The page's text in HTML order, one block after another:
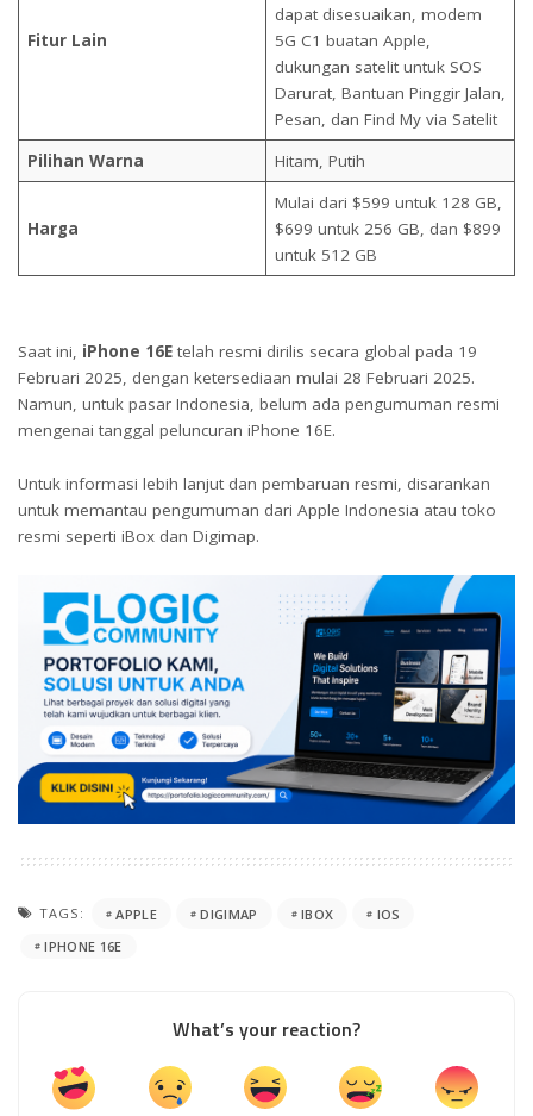
Fitur Lain
dapat disesuaikan, modem
5G C1 buatan Apple,
dukungan satelit untuk SOS
Darurat, Bantuan Pinggir Jalan,
Pesan, dan Find My via Satelit
Pilihan Warna
Hitam, Putih
Harga
Mulai dari $599 untuk 128 GB,
$699 untuk 256 GB, dan $899
untuk 512 GB
Saat ini, iPhone 16E telah resmi dirilis secara global pada 19
Februari 2025, dengan ketersediaan mulai 28 Februari 2025.
Namun, untuk pasar Indonesia, belum ada pengumuman resmi
mengenai tanggal peluncuran iPhone 16E.
Untuk informasi lebih lanjut dan pembaruan resmi, disarankan
untuk memantau pengumuman dari Apple Indonesia atau toko
resmi seperti iBox dan Digimap.
TAGS: APPLE DIGIMAP IBOX
IOS
IPHONE 16E
What’s your reaction?